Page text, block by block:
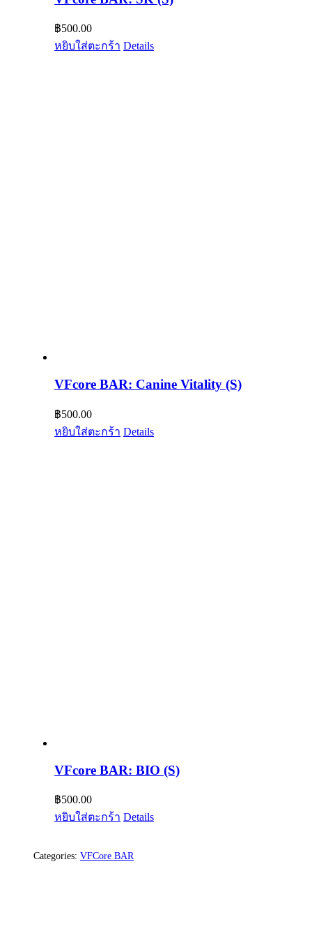
฿500.00
หยิบใส่ตะกร้า Details
VFcore BAR: Canine Vitality (S)
฿500.00
หยิบใส่ตะกร้า Details
VFcore BAR: BIO (S)
฿500.00
หยิบใส่ตะกร้า Details
Categories: VFCore BAR